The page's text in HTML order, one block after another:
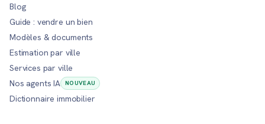
Blog
Guide : vendre un bien
Modèles & documents
Estimation par ville
Services par ville
Nos agents IA
NOUVEAU
Dictionnaire immobilier